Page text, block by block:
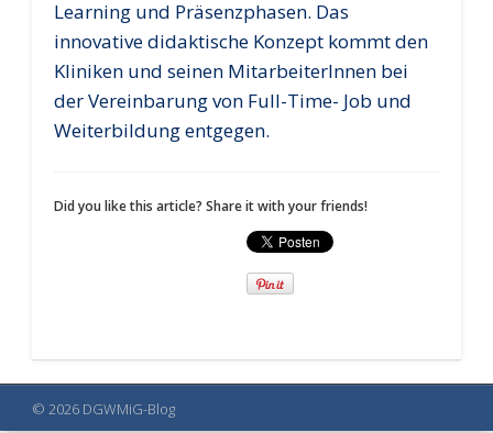
Learning und Präsenzphasen. Das
innovative didaktische Konzept kommt den
Kliniken und seinen MitarbeiterInnen bei
der Vereinbarung von Full-Time- Job und
Weiterbildung entgegen.
Did you like this article? Share it with your friends!
© 2026 DGWMiG-Blog